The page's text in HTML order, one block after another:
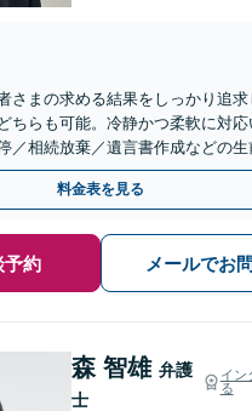
さまの求める結果をしっかり追
ちらも可能。冷静かつ柔軟に対応
／相続放棄／遺言書作成などの生
可能】
料金表を見る
予約 メールでお
森 智雄 弁護
士
イン
る